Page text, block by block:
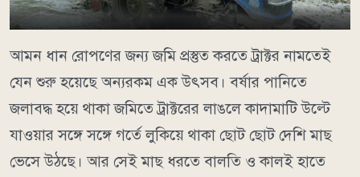
আমন ধান রোপণের জন্য জমি প্রস্তুত করতে ট্রাক্টর নামতেই
যেন শুরু হয়েছে অন্যরকম এক উৎসব। বর্ষার পানিতে
জলাবদ্ধ হয়ে থাকা জমিতে ট্রাক্টরের লাঙলে কাদামাটি উল্টে
যাওয়ার সঙ্গে সঙ্গে গর্তে লুকিয়ে থাকা ছোট ছোট দেশি মাছ
ভেসে উঠছে। আর সেই মাছ ধরতে বালতি ও কালই হাতে